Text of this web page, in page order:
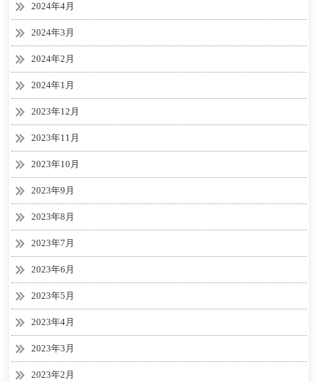
2024年4月
2024年3月
2024年2月
2024年1月
2023年12月
2023年11月
2023年10月
2023年9月
2023年8月
2023年7月
2023年6月
2023年5月
2023年4月
2023年3月
2023年2月